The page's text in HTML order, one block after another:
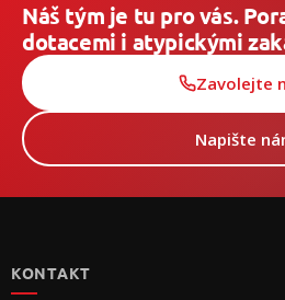
Náš tým je tu pro vás.
dotacemi i atypickými
Zavolejte
Napište
KONTAKT